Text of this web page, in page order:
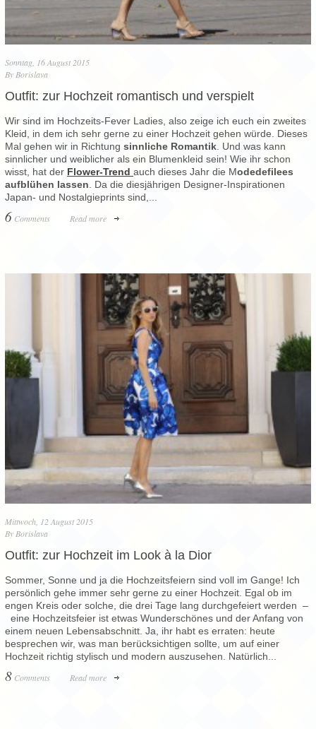
Sonntag, 16 August 2015
By Borislava
Outfit: zur Hochzeit romantisch und verspielt
Wir sind im Hochzeits-Fever Ladies, also zeige ich euch ein zweites
Kleid, in dem ich sehr gerne zu einer Hochzeit gehen würde. Dieses
Mal gehen wir in Richtung sinnliche Romantik . Und was kann
sinnlicher und weiblicher als ein Blumenkleid sein! Wie ihr schon
wisst, hat der Flower-Trend auch dieses Jahr die Modedefilees
aufblühen lassen . Da die diesjährigen Designer-Inspirationen
Japan- und Nostalgieprints sind,...
6 Comments Read more
Mittwoch, 12 August 2015
By Borislava
Outfit: zur Hochzeit im Look à la Dior
Sommer, Sonne und ja die Hochzeitsfeiern sind voll im Gange! Ich
persönlich gehe immer sehr gerne zu einer Hochzeit. Egal ob im
engen Kreis oder solche, die drei Tage lang durchgefeiert werden –
eine Hochzeitsfeier ist etwas Wunderschönes und der Anfang von
einem neuen Lebensabschnitt. Ja, ihr habt es erraten: heute
besprechen wir, was man berücksichtigen sollte, um auf einer
Hochzeit richtig stylisch und modern auszusehen. Natürlich...
8 Comments Read more